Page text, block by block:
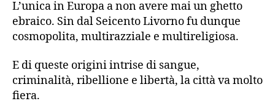
L’unica in Europa a non avere mai un ghetto
ebraico. Sin dal Seicento Livorno fu dunque
cosmopolita, multirazziale e multireligiosa.
E di queste origini intrise di sangue,
criminalità, ribellione e libertà, la città va molto
fiera.